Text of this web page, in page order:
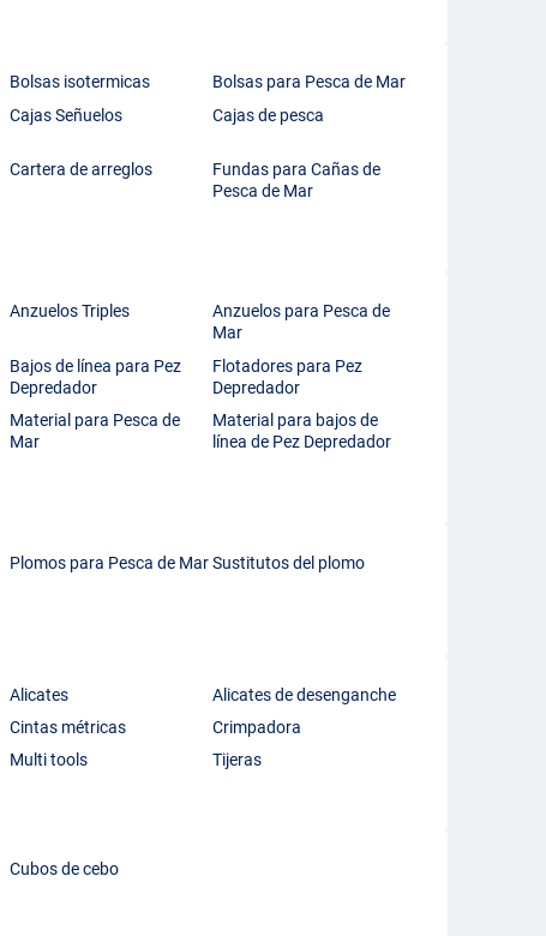
Bolsas isotermicas
Bolsas para Pesca de Mar
Cajas Señuelos Cajas de pesca
Cartera de arreglos
Fundas para Cañas de
Pesca de Mar
Anzuelos Triples
Anzuelos para Pesca de
Mar
Bajos de línea para Pez
Depredador
Flotadores para Pez
Depredador
Material para Pesca de
Mar
Material para bajos de
línea de Pez Depredador
Plomos para Pesca de MarSustitutos del plomo
Alicates
Alicates de desenganche
Cintas métricas
Crimpadora
Multi tools Tijeras
Cubos de cebo